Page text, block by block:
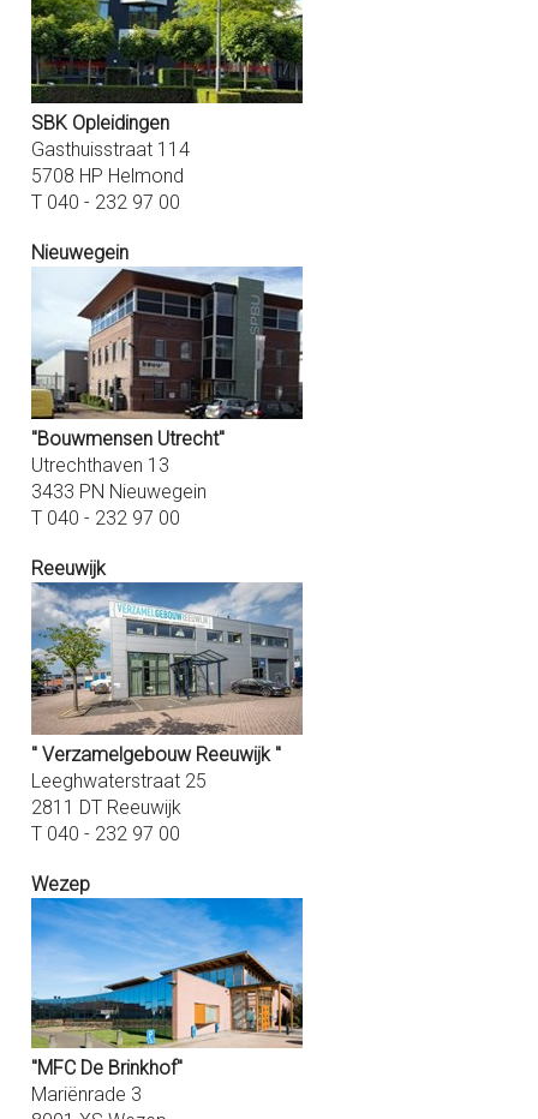
SBK Opleidingen
Gasthuisstraat 114
5708 HP Helmond
T 040 - 232 97 00
Nieuwegein
"Bouwmensen Utrecht"
Utrechthaven 13
3433 PN Nieuwegein
T 040 - 232 97 00
Reeuwijk
" Verzamelgebouw Reeuwijk "
Leeghwaterstraat 25
2811 DT Reeuwijk
T 040 - 232 97 00
Wezep
"MFC De Brinkhof"
Mariënrade 3